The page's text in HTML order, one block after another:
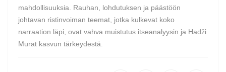
mahdollisuuksia. Rauhan, lohdutuksen ja päästöön
johtavan ristinvoiman teemat, jotka kulkevat koko
narraation läpi, ovat vahva muistutus itseanalyysin ja Hadži
Murat kasvun tärkeydestä.